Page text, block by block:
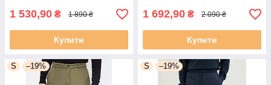
1 530,90 ₴ 1 890 ₴
Купити
1 692,90 ₴ 2 090 ₴
Купити
S –19% S –19%